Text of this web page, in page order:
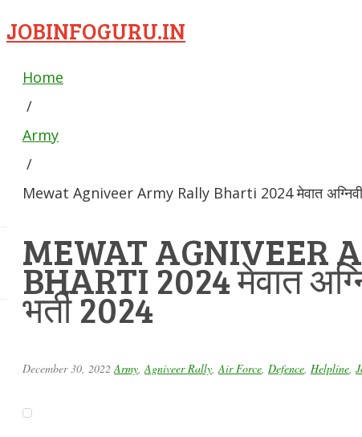
JOBINFOGURU.IN
Home
/
Army
/
Mewat Agniveer Army Rally Bharti 2024 मेवात अग्निवीर
MEWAT AGNIVEER
BHARTI 2024 मेवात
भर्ती 2024
December 30, 2022 Army Agniveer Rally Air Force Defence Helpline